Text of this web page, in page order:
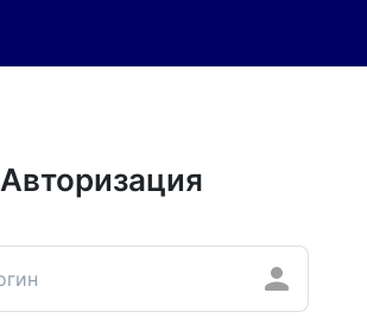
Авторизация